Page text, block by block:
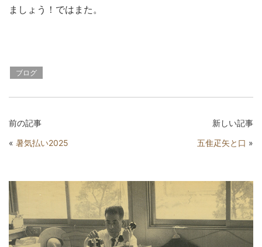
ましょう！ではまた。
ブログ
前の記事
« 暑気払い2025
新しい記事
五隹疋矢と口 »